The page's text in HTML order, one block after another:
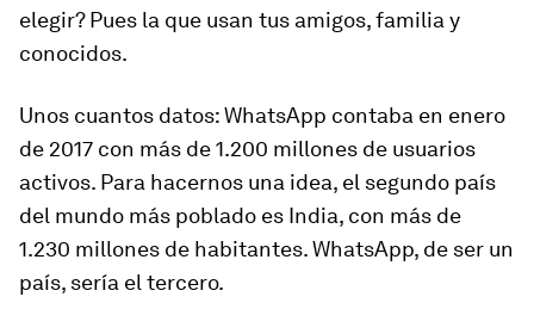
elegir? Pues la que usan tus amigos, familia y
conocidos.
Unos cuantos datos: WhatsApp contaba en enero
de 2017 con más de 1.200 millones de usuarios
activos. Para hacernos una idea, el segundo país
del mundo más poblado es India, con más de
1.230 millones de habitantes. WhatsApp, de ser un
país, sería el tercero.